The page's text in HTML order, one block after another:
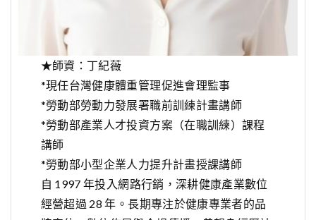
★師資：丁紀薇
*現任台灣健康體重管理促進會理監事
*勞動部勞動力發展署職前訓練計畫講師
*勞動部產業人才投資方案（在職訓練）課程
講師
*勞動部小型企業人力提升計畫授課講師
自 1997 年投入網路行銷，深耕健康產業數位
經營超過 28 年。長期專注於健康專業者的品